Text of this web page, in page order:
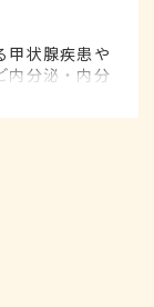
甲状腺疾患や
内分泌・内分
の一領域で